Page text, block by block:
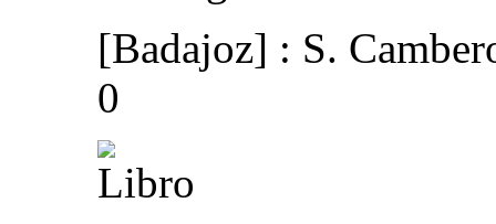
[Badajoz] : S.
0